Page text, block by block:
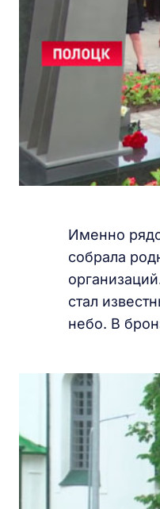
Именно
собрала
стал
небо. В